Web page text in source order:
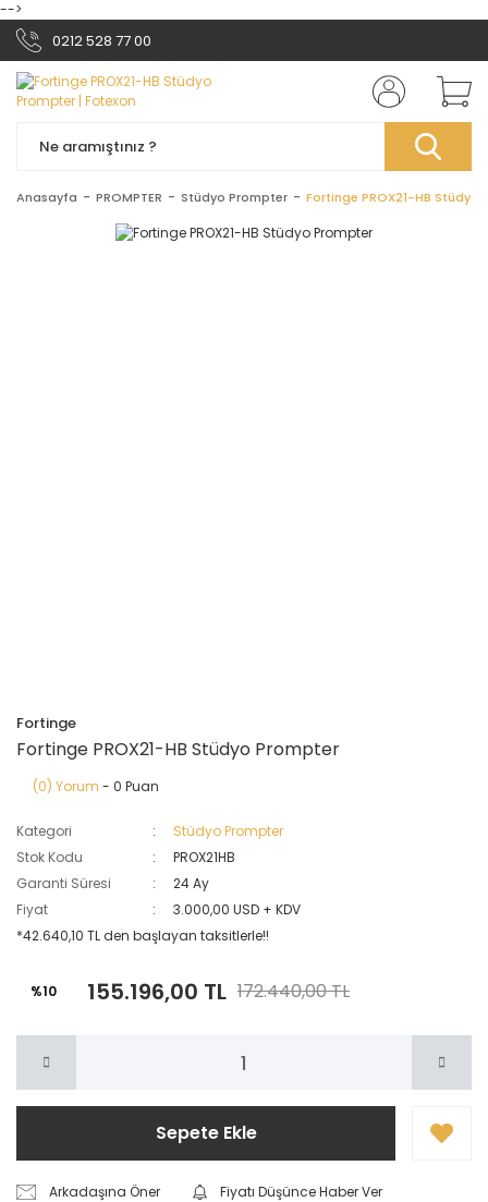
-->
0212 528 77 00
Anasayfa PROMPTER Stüdyo Prompter Fortinge PROX21-HB Stüdyo
Fortinge
Fortinge PROX21-HB Stüdyo Prompter
(0) Yorum - 0 Puan
Kategori
Stüdyo Prompter
Stok Kodu
PROX21HB
Garanti Süresi
24 Ay
Fiyat
3.000,00 USD + KDV
*42.640,10 TL den başlayan taksitlerle!!
%10 155.196,00 TL 172.440,00 TL
Sepete Ekle
Arkadaşına Öner
Fiyatı Düşünce Haber Ver